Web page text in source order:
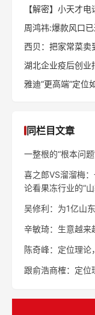
【解密】小天才
周鸿祎:爆款风口
西贝：把家常菜卖
湖北企业疫后创业
雅迪“更高端”定位
同栏目文章
一整根的“根本问
喜之郎VS溜溜梅
论看果冻行业的“山
吴修利：为1亿山
辛敏琦：生意越来
陈奇峰：定位理论
跟俞浩商榷：定位